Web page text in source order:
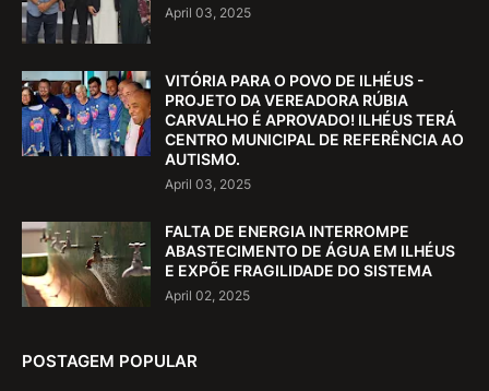
April 03, 2025
VITÓRIA PARA O POVO DE ILHÉUS -
PROJETO DA VEREADORA RÚBIA
CARVALHO É APROVADO! ILHÉUS TERÁ
CENTRO MUNICIPAL DE REFERÊNCIA AO
AUTISMO.
April 03, 2025
FALTA DE ENERGIA INTERROMPE
ABASTECIMENTO DE ÁGUA EM ILHÉUS
E EXPÕE FRAGILIDADE DO SISTEMA
April 02, 2025
POSTAGEM POPULAR